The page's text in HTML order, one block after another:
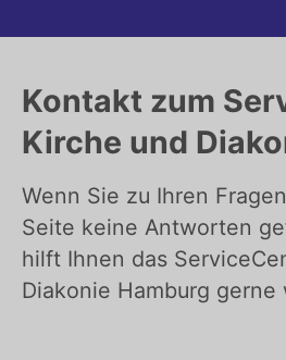
Kontakt zum
Kirche und
Wenn Sie zu Ihren
Seite keine Antworten
hilft Ihnen das
Diakonie Hamburg gerne